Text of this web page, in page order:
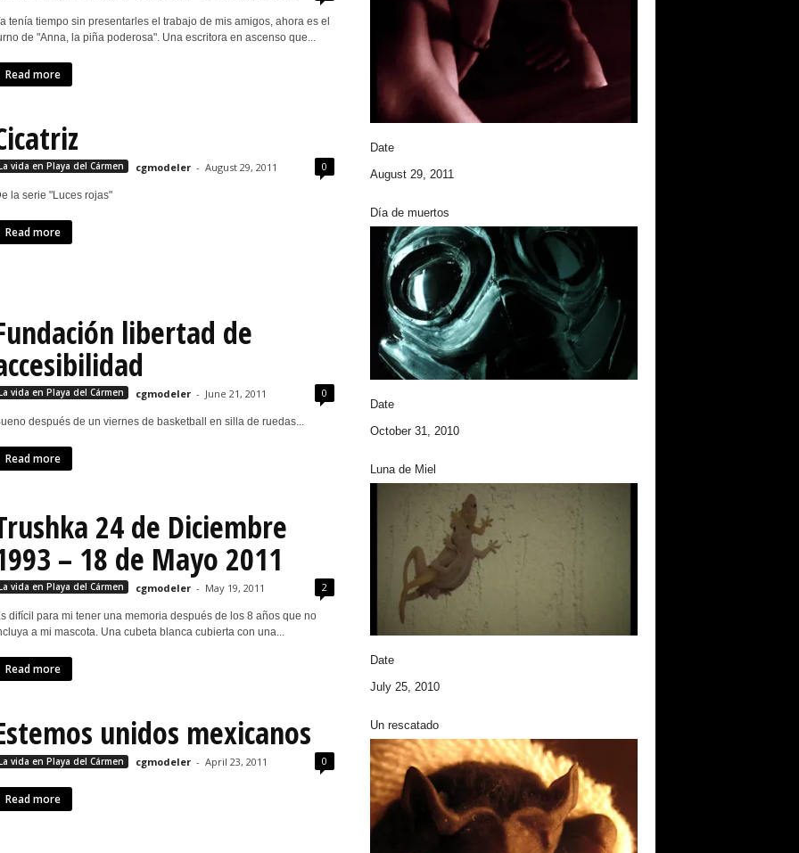
tenía tiempo sin presentarles el trabajo de mis amigos, ahora es el
de "Anna, la piña poderosa". Una escritora en ascenso que...
Read more
vida en Playa del Cármen cgmodeler - August 29, 2011 0
la serie "Luces rojas"
Read more
libertad de
vida en Playa del Cármen cgmodeler - June 21, 2011 0
después de un viernes de basketball en silla de ruedas...
Read more
24 de Diciembre
– 18 de Mayo 2011
vida en Playa del Cármen cgmodeler - May 19, 2011 2
difícil para mi tener una memoria después de los 8 años que no
a mi mascota. Una cubeta blanca cubierta con una...
Read more
unidos mexicanos
vida en Playa del Cármen cgmodeler - April 23, 2011 0
Read more
Date
August 29, 2011
Día de muertos
Date
October 31, 2010
Luna de Miel
Date
July 25, 2010
Un rescatado